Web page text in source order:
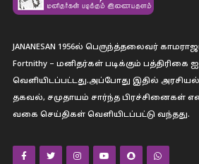
JANANESAN 1956ல் பெருந்த்தலைவர்
Fortnithy – மனிதர்கள் படிக்கும்
வெளியிடப்பட்டது.அப்போது இதில்
தகவல், சமுதாயம் சார்ந்த பிரச்சினைகள் என
வகை செய்திகள் வெளியிடப்பட்டு வந்தது.